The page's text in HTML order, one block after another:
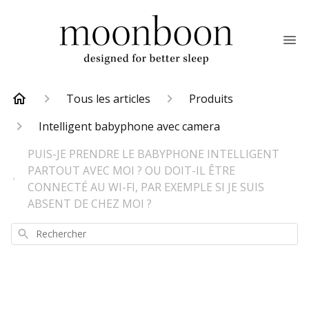
Tous les articles
Produits
Intelligent babyphone avec camera
PUIS-JE PRENDRE LE BABYPHONE INTELLIGENT
PARTOUT AVEC MOI ? OU DOIT-IL ÊTRE
CONNECTÉ AU WI-FI, PAR EXEMPLE SI JE SUIS
ABSENT DE CHEZ MOI ?
Rechercher